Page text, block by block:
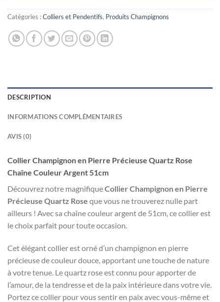
Catégories :Colliers et Pendentifs, Produits Champignons
DESCRIPTION
INFORMATIONS COMPLÉMENTAIRES
AVIS (0)
Collier Champignon en Pierre Précieuse Quartz Rose
Chaîne Couleur Argent 51cm
Découvrez notre magnifiqueCollier Champignon en Pierre
Précieuse Quartz Rose que vous ne trouverez nulle part
ailleurs ! Avec sa chaîne couleur argent de 51cm, ce collier est
le choix parfait pour toute occasion.
Cet élégant collier est orné d’un champignon en pierre
précieuse de couleur douce, apportant une touche de nature
à votre tenue. Le quartz rose est connu pour apporter de
l’amour, de la tendresse et de la paix intérieure dans votre vie.
Portez ce collier pour vous sentir en paix avec vous-même et